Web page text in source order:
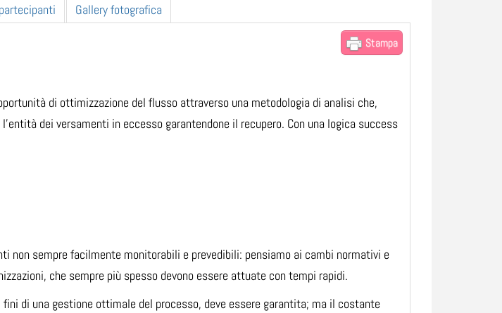
Gallery fotografica
Stampa
di ottimizzazione del flusso attraverso una metodologia di analisi che,
dei versamenti in eccesso garantendone il recupero. Con una logica success
non sempre facilmente monitorabili e prevedibili: pensiamo ai cambi normativi e
che sempre più spesso devono essere attuate con tempi rapidi.
di una gestione ottimale del processo, deve essere garantita; ma il costante